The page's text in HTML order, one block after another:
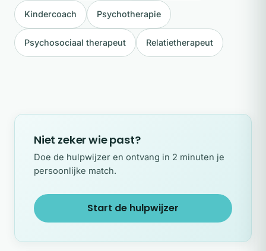
Kindercoach Psychotherapie
Psychosociaal therapeut Relatietherapeut
Niet zeker wie past?
Doe de hulpwijzer en ontvang in 2 minuten je
persoonlijke match.
Start de hulpwijzer